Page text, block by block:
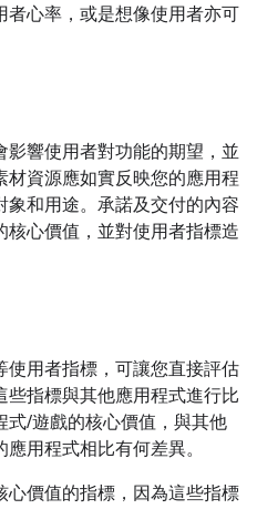
心率，或是想像使用者亦可
影響使用者對功能的期望，並
資源應如實反映您的應用程
和用途。承諾及交付的內容
心價值，並對使用者指標造
用者指標，可讓您直接評估
指標與其他應用程式進行比
式/遊戲的核心價值，與其他
用程式相比有何差異。
價值的指標，因為這些指標